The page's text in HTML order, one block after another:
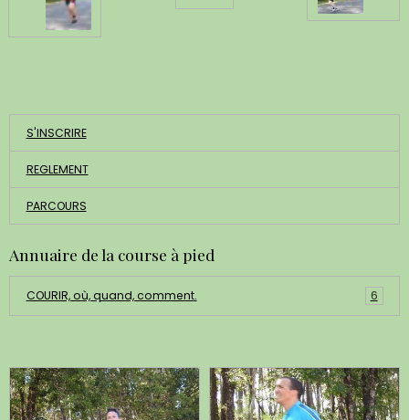
S'INSCRIRE
REGLEMENT
PARCOURS
Annuaire de la course à pied
COURIR, où, quand, comment. 6